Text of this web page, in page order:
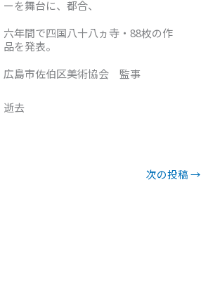
ーを舞台に、都合、
六年間で四国八十八ヵ寺・88枚の作
品を発表。
広島市佐伯区美術協会 監事
逝去
次の投稿→